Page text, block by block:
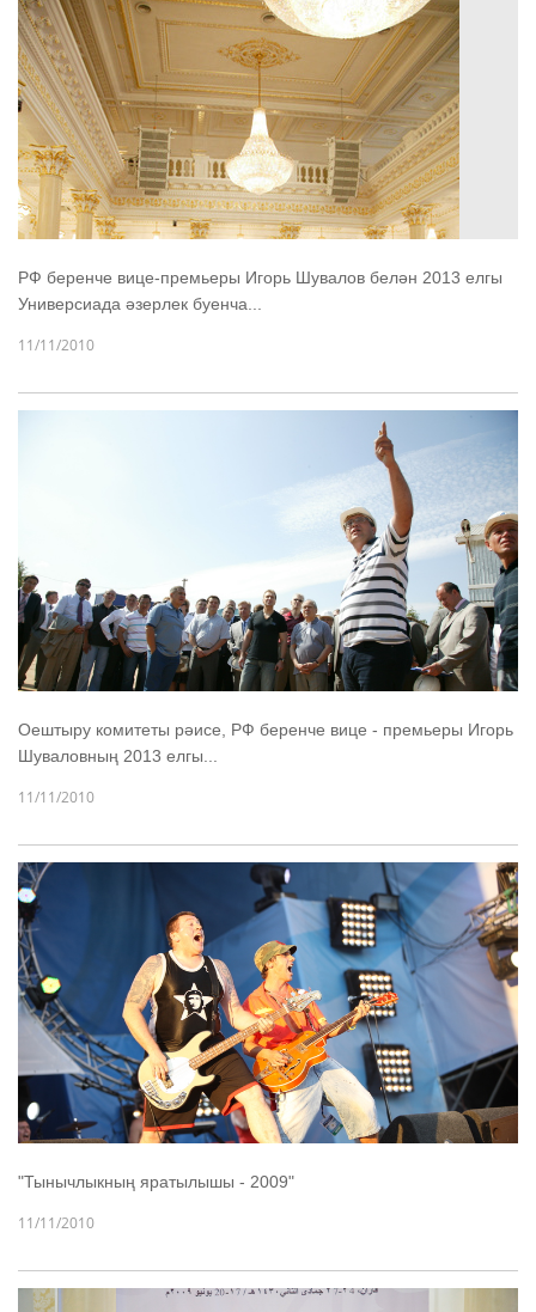
РФ беренче вице-премьеры Игорь Шувалов белән 2013 елгы
Универсиада әзерлек буенча...
11/11/2010
Оештыру комитеты рәисе, РФ беренче вице - премьеры Игорь
Шуваловның 2013 елгы...
11/11/2010
"Тынычлыкның яратылышы - 2009"
11/11/2010